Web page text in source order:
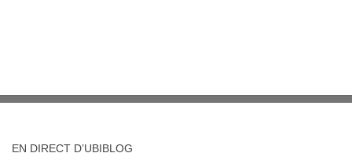
EN DIRECT D’UBIBLOG